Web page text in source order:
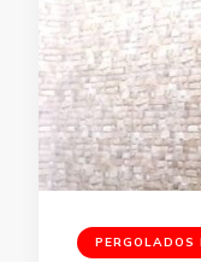
PERGOLADOS